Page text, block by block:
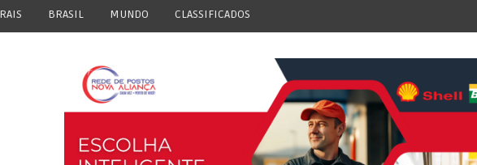
BRASIL MUNDO CLASSIFICADOS